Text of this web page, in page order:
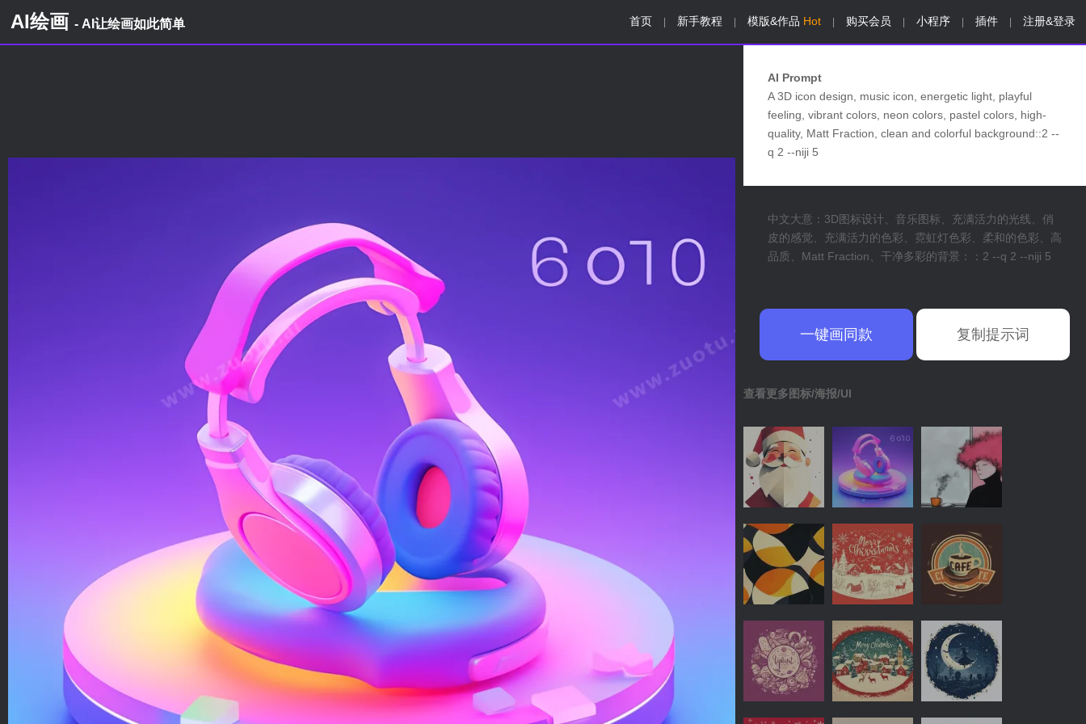
AI绘画 - AI让绘画如此简单 首页 新手教程 模版&作品 Hot 购买会员 小程序 插件 注册&登录
AI Prompt
A 3D icon design, music icon, energetic light, playful
feeling, vibrant colors, neon colors, pastel colors, high-
quality, Matt Fraction, clean and colorful background::2 --
q 2 --niji 5
中文大意：3D图标设计、音乐图标、充满活力的光线、俏
皮的感觉、充满活力的色彩、霓虹灯色彩、柔和的色彩、高
品质、Matt Fraction、干净多彩的背景：：2 --q 2 --niji 5
一键画同款 复制提示词
查看更多图标/海报/UI